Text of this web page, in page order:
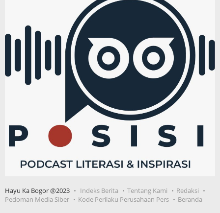
Hayu Ka Bogor @2023 Indeks Berita Tentang Kami
Redaksi
Pedoman Media Siber
Kode Perilaku Perusahaan Pers Beranda